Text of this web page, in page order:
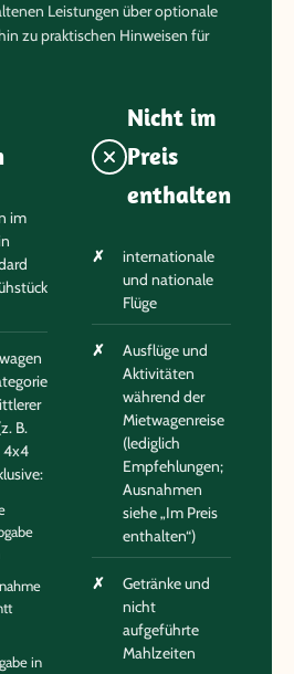
Leistungen über optionale
zu praktischen Hinweisen für
im
B.
4x4
in
Nicht im
Preis
enthalten
internationale
und nationale
Flüge
Ausflüge und
Aktivitäten
während der
Mietwagenreise
(lediglich
Empfehlungen;
Ausnahmen
siehe „Im Preis
enthalten“)
Getränke und
nicht
aufgeführte
Mahlzeiten